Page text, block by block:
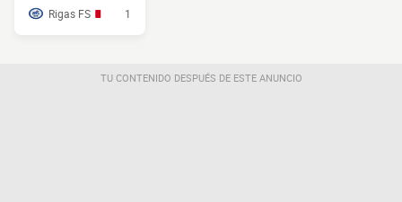
Rigas FS
1
TU CONTENIDO DESPUÉS DE ESTE ANUNCIO